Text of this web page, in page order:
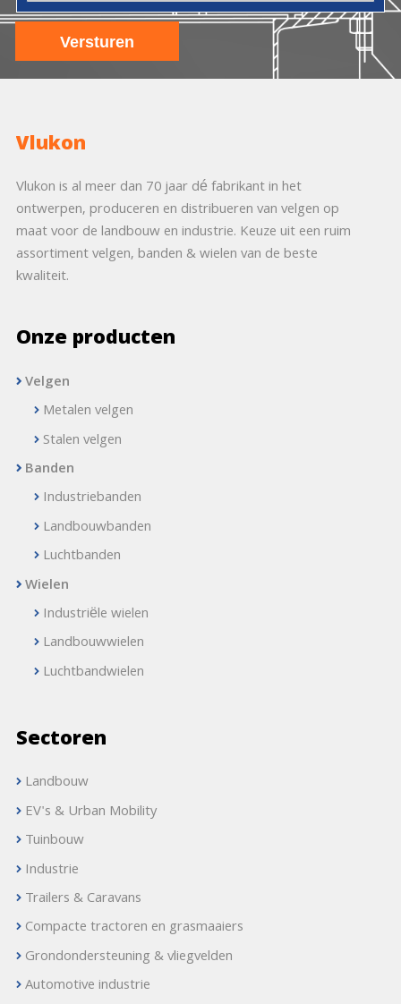
Vlukon
Vlukon is al meer dan 70 jaar dé fabrikant in het
ontwerpen, produceren en distribueren van velgen op
maat voor de landbouw en industrie. Keuze uit een ruim
assortiment velgen, banden & wielen van de beste
kwaliteit.
Onze producten
Velgen
Metalen velgen
Stalen velgen
Banden
Industriebanden
Landbouwbanden
Luchtbanden
Wielen
Industriële wielen
Landbouwwielen
Luchtbandwielen
Sectoren
Landbouw
EV's & Urban Mobility
Tuinbouw
Industrie
Trailers & Caravans
Compacte tractoren en grasmaaiers
Grondondersteuning & vliegvelden
Automotive industrie